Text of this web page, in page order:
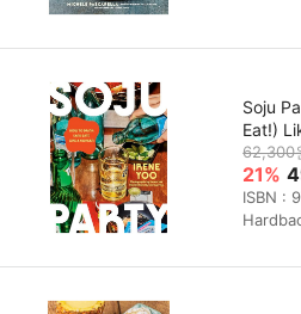
Soju
Eat!)
62,300
21%
ISBN :